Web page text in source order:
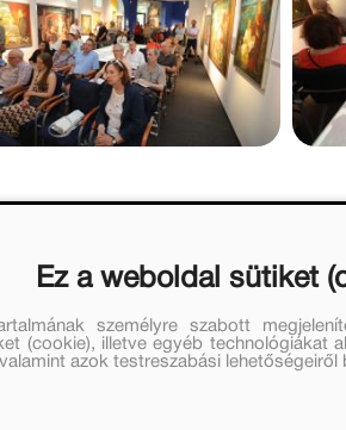
Ez a weboldal sütiket
személyre szabott
(cookie), illetve egyéb technológiákat
azok testreszabási lehetőségeiről